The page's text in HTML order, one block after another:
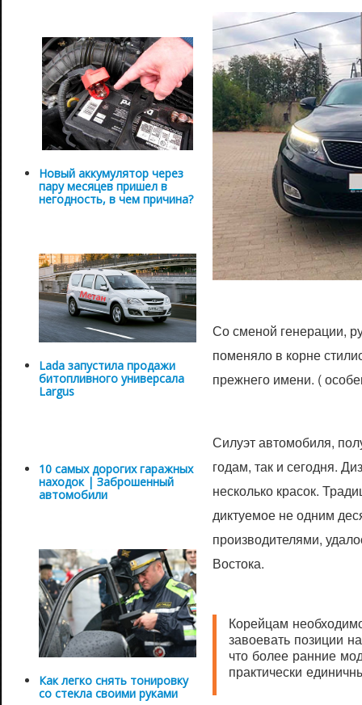
Новый аккумулятор через
пару месяцев пришел в
негодность, в чем причина?
Lada запустила продажи
битопливного универсала
Largus
10 самых дорогих гаражных
находок | Заброшенный
автомобили
Как легко снять тонировку
со стекла своими руками
Со сменой генерации,
поменяло в корне
прежнего имени. (
Силуэт автомобиля,
годам, так и сегодня.
несколько красок.
диктуемое не одним
производителями,
Востока.
Корейцам
завоевать позиции
что более ранние
практически